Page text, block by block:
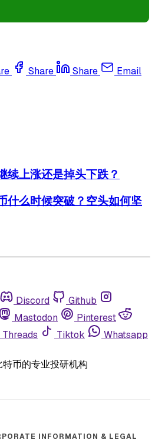
Share Share Email
续上涨还是掉头下跌？
什么时候突破？空头如何坚
Discord
Github
Mastodon
Pinterest
Threads Tiktok
Whatsapp
币的专业投研机构
INFORMATION & LEGAL